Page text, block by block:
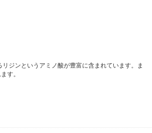
ジンというアミノ酸が豊富に含まれています。ま
す。